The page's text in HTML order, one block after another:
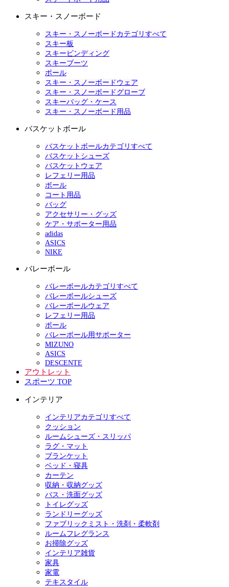
スキー・スノーボード
スキー・スノーボードカテゴリすべて
スキー板
スキービンディング
スキーブーツ
ポール
スキー・スノーボードウェア
スキー・スノーボードグローブ
スキーバッグ・ケース
スキー・スノーボード用品
バスケットボール
バスケットボールカテゴリすべて
バスケットシューズ
バスケットウェア
レフェリー用品
ボール
コート用品
バッグ
アクセサリー・グッズ
ケア・サポーター用品
adidas
ASICS
NIKE
バレーボール
バレーボールカテゴリすべて
バレーボールシューズ
バレーボールウェア
レフェリー用品
ボール
バレーボール用サポーター
MIZUNO
ASICS
DESCENTE
アウトレット
スポーツ TOP
インテリア
インテリアカテゴリすべて
クッション
ルームシューズ・スリッパ
ラグ・マット
ブランケット
ベッド・寝具
カーテン
収納・収納グッズ
バス・洗面グッズ
トイレグッズ
ランドリーグッズ
ファブリックミスト・洗剤・柔軟剤
ルームフレグランス
お掃除グッズ
インテリア雑貨
家具
家電
テキスタイル